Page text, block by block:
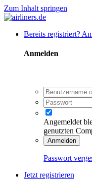
Zum Inhalt springen
Bereits registriert?
Anmelden
Angemeldet
genutzten
Anmelden
Passwort
Jetzt registrieren